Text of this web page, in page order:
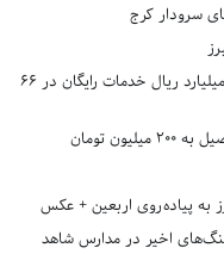
رکوردزنی در عدالت درمانی البرز؛ ارائه ۱۵۳ میلیارد ریال خدمات رایگان در ۶۶
تومان
به پیاده‌روی اربعین + عکس
اخیر در مدارس شاهد